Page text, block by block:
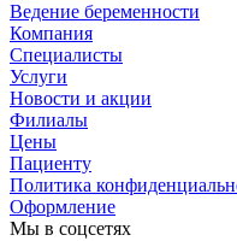
Ведение беременности
Компания
Специалисты
Услуги
Новости и акции
Филиалы
Цены
Пациенту
Политика
Оформление
Мы в соцсетях